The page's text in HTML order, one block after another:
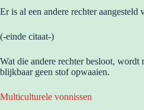
Er is al een andere rechter aangesteld
(-einde citaat-)
Wat die andere rechter besloot, wordt
blijkbaar geen stof opwaaien.
Multiculturele vonnissen